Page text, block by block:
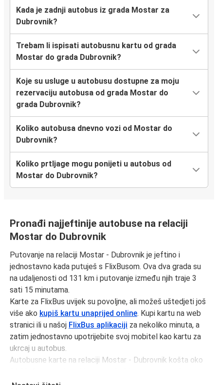
Kada je zadnji autobus iz grada Mostar za
Dubrovnik?
Trebam li ispisati autobusnu kartu od grada
Mostar do grada Dubrovnik?
Koje su usluge u autobusu dostupne za moju
rezervaciju autobusa od grada Mostar do
grada Dubrovnik?
Koliko autobusa dnevno vozi od Mostar do
Dubrovnik?
Koliko prtljage mogu ponijeti u autobus od
Mostar do Dubrovnik?
Pronađi najjeftinije autobuse na relaciji
Mostar do Dubrovnik
Putovanje na relaciji Mostar - Dubrovnik je jeftino i
jednostavno kada putuješ s FlixBusom. Ova dva grada su
na udaljenosti od 131 km i putovanje između njih traje 3
sati 15 minutama.
Karte za FlixBus uvijek su povoljne, ali možeš uštedjeti još
više ako kupiš kartu unaprijed online. Kupi kartu na web
stranici ili u našoj FlixBus aplikaciji za nekoliko minuta, a
zatim jednostavno upotrijebite svoj mobitel kao kartu za
ukrcaj u autobus.
Autobusne karte na relaciji Mostar - Dubrovnik košta oko